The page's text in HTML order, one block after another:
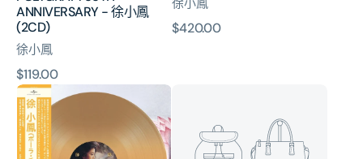
ANNIVERSARY - 徐小鳳
(2CD)
徐小鳳
原
價
$119.00
原
$420.00
每
一
步
(Transparent